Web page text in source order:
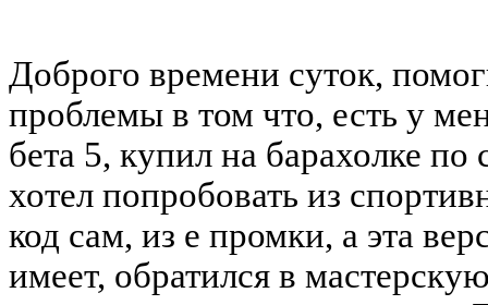
Доброго времени суток,
проблемы в том что, есть у
бета 5, купил на барахолке
хотел попробовать из
код сам, из е промки, а эта
имеет, обратился в